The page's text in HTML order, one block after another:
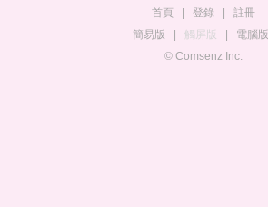
首頁 登錄
註冊
簡易版
觸屏版 電腦版
© Comsenz Inc.